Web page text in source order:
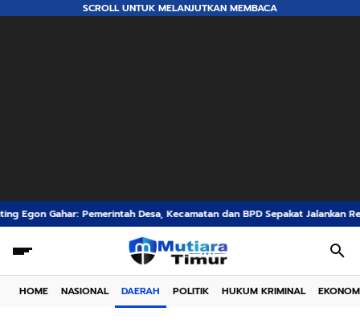
SCROLL UNTUK MELANJUTKAN MEMBACA
Kecamatan dan BPD Sepakat Jalankan Rekomendasi KKN UNIPA gy
HOME NASIONAL DAERAH POLITIK HUKUM KRIMINAL